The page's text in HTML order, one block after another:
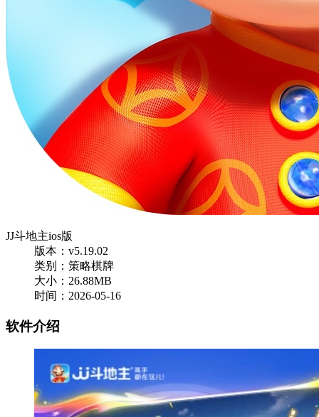
JJ斗地主ios版
版本：v5.19.02
类别：策略棋牌
大小：26.88MB
时间：2026-05-16
软件介绍